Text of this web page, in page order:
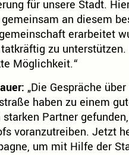
für unsere Stadt.
an diesem
erarbeitet
zu
Möglichkeit.“
„Die Gespräche
haben zu einem
Partner
voranzutreiben. Jetzt
um mit Hilfe der